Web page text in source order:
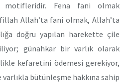
motifleridir. Fena fani olmak
Allah’ta fani olmak, Allah’ta
doğru yapılan harekette çile
günahkar bir varlık olarak
kefaretini ödemesi gerekiyor,
varlıkla bütünleşme hakkına sahip